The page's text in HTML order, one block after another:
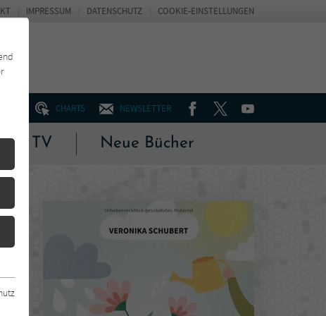
CHARTS NEWSLETTER FACEBOOKTWITTERYOUTUBE
& TV Neue Bücher
IMPRESSUM DATENSCHUTZ COOKIE-EINSTELLUNGEN